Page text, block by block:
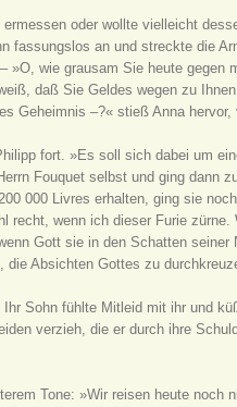
oder wollte vielleicht
fassungslos an und streckte die
»O, wie grausam Sie heute gegen
daß Sie Geldes wegen zu
Geheimnis –?« stieß Anna
fort. »Es soll sich dabei um
Fouquet selbst und ging dann
000 Livres erhalten, ging sie
recht, wenn ich dieser Furie zürne.
Gott sie in den Schatten
Absichten Gottes zu
Sohn fühlte Mitleid mit ihr und
verzieh, die er durch ihre
Tone: »Wir reisen heute noch